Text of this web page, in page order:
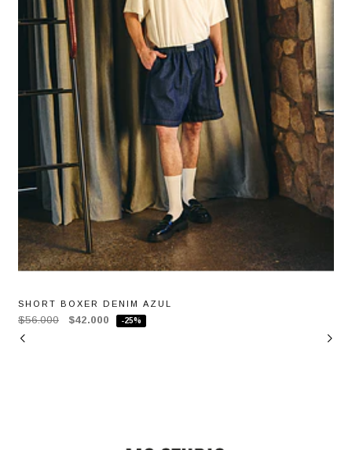
SHORT BOXER DENIM AZUL
$56.000 $42.000 -25%